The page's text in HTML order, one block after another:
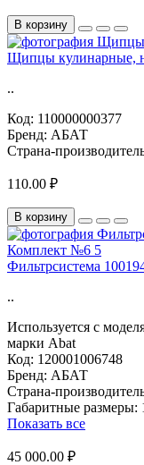
В корзину
Щипцы кулинарные,
..
Код: 110000000377
Бренд: АБАТ
Страна-
110.00 ₽
В корзину
Фильтрсистема
..
Используется с
марки Abat
Код: 120001006748
Бренд: АБАТ
Страна-
Габаритные размеры:
Показать все
45 000.00 ₽